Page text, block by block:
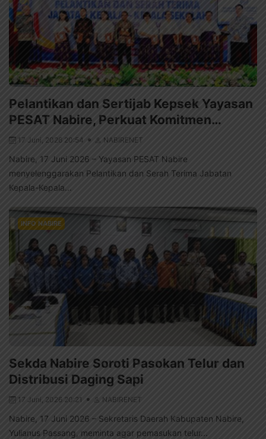
Pelantikan dan Sertijab Kepsek Yayasan
PESAT Nabire, Perkuat Komitmen…
17 Juni, 2026 20:54 NABIRENET
Nabire, 17 Juni 2026 – Yayasan PESAT Nabire
menyelenggarakan Pelantikan dan Serah Terima Jabatan
Kepala-Kepala...
INFO NABIRE
Sekda Nabire Soroti Pasokan Telur dan
Distribusi Daging Sapi
17 Juni, 2026 20:21 NABIRENET
Nabire, 17 Juni 2026 – Sekretaris Daerah Kabupaten Nabire,
Yulianus Passang, meminta agar pemasukan telur...